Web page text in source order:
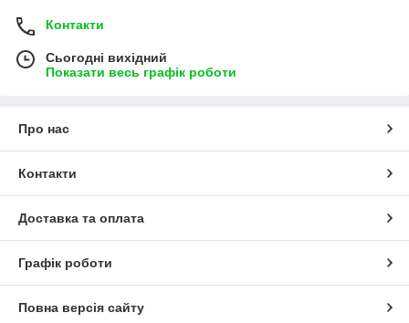
Контакти
Сьогодні вихідний
Показати весь графік роботи
Про нас
Контакти
Доставка та оплата
Графік роботи
Повна версія сайту